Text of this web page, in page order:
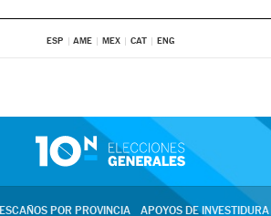
ESP AME MEX CAT ENG
ESCAÑOS POR PROVINCIA APOYOS DE INVESTIDURA